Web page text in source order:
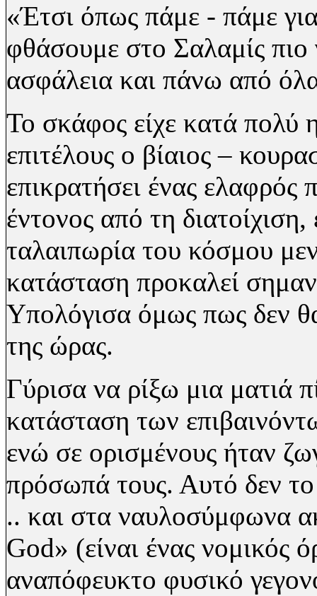
«Έτσι όπως πάμε - πάμε
φθάσουμε στο Σαλαμίς πιο
ασφάλεια και πάνω από
Το σκάφος είχε κατά πολύ
επιτέλους ο βίαιος –
επικρατήσει ένας
έντονος από τη διατοίχιση,
ταλαιπωρία του κόσμου
κατάσταση προκαλεί
Υπολόγισα όμως πως δεν
της ώρας.
Γύρισα να ρίξω μια ματιά
κατάσταση των
ενώ σε ορισμένους ήταν
πρόσωπά τους. Αυτό δεν το
.. και στα ναυλοσύμφωνα
God» (είναι ένας νομικός
αναπόφευκτο φυσικό